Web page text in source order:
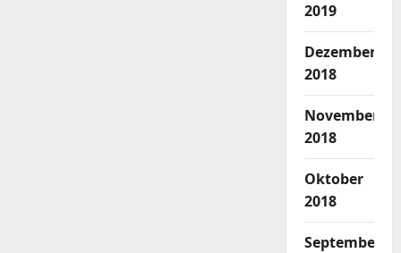
2019
Dezember
2018
November
2018
Oktober
2018
September